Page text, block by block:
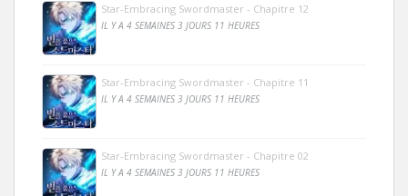
Star-Embracing Swordmaster - Chapitre 12
IL Y A 4 SEMAINES 3 JOURS 11 HEURES
Star-Embracing Swordmaster - Chapitre 11
IL Y A 4 SEMAINES 3 JOURS 11 HEURES
Star-Embracing Swordmaster - Chapitre 02
IL Y A 4 SEMAINES 3 JOURS 11 HEURES